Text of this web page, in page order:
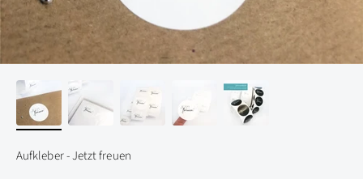
Aufkleber - Jetzt freuen